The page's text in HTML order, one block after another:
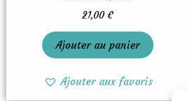
21,00€
Ajouter au panier
Ajouter aux favoris